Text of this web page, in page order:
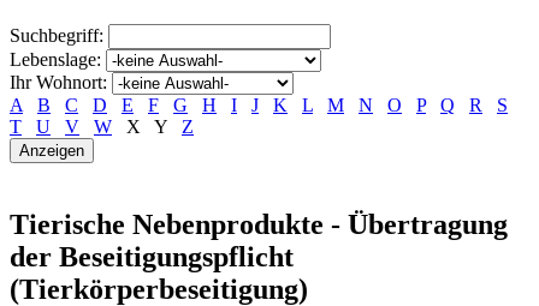
Suchbegriff:
Lebenslage:
Ihr Wohnort:
A
B C D E F G H I J K L M N O P Q R
S
T
U V W X Y Z
Tierische Nebenprodukte - Übertragung
der Beseitigungspflicht
(Tierkörperbeseitigung)